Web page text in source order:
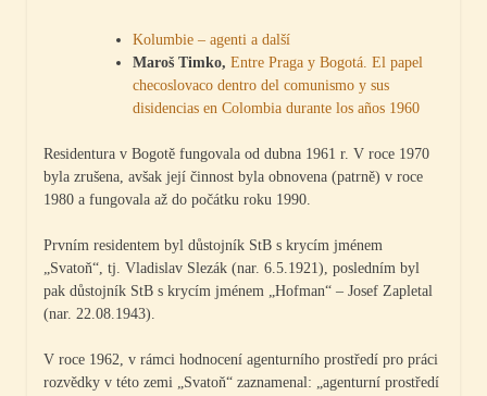
Kolumbie – agenti a další
Maroš Timko, Entre Praga y Bogotá. El papel
checoslovaco dentro del comunismo y sus
disidencias en Colombia durante los años 1960
Residentura v Bogotě fungovala od dubna 1961 r. V roce 1970
byla zrušena, avšak její činnost byla obnovena (patrně) v roce
1980 a fungovala až do počátku roku 1990.
Prvním residentem byl důstojník StB s krycím jménem
„Svatoň“, tj. Vladislav Slezák (nar. 6.5.1921), posledním byl
pak důstojník StB s krycím jménem „Hofman“ – Josef Zapletal
(nar. 22.08.1943).
V roce 1962, v rámci hodnocení agenturního prostředí pro práci
rozvědky v této zemi „Svatoň“ zaznamenal: „agenturní prostředí